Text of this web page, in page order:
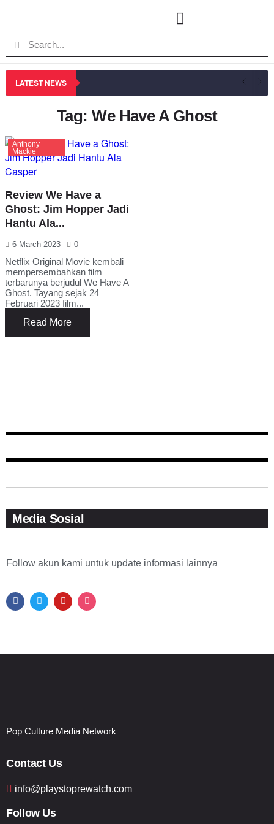
LATEST NEWS
Tag: We Have A Ghost
Anthony
Mackie
Review We Have a
Ghost: Jim Hopper Jadi
Hantu Ala...
6 March 2023 0
Netflix Original Movie kembali
mempersembahkan film
terbarunya berjudul We Have A
Ghost. Tayang sejak 24
Februari 2023 film...
Read More
Media Sosial
Follow akun kami untuk update informasi lainnya
Pop Culture Media Network
Contact Us
info@playstoprewatch.com
Follow Us